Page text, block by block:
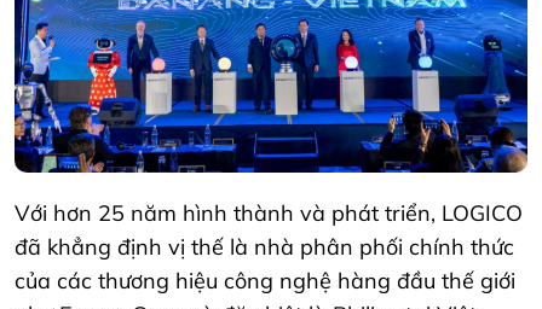
Với hơn 25 năm hình thành và phát triển, LOGICO
đã khẳng định vị thế là nhà phân phối chính thức
của các thương hiệu công nghệ hàng đầu thế giới